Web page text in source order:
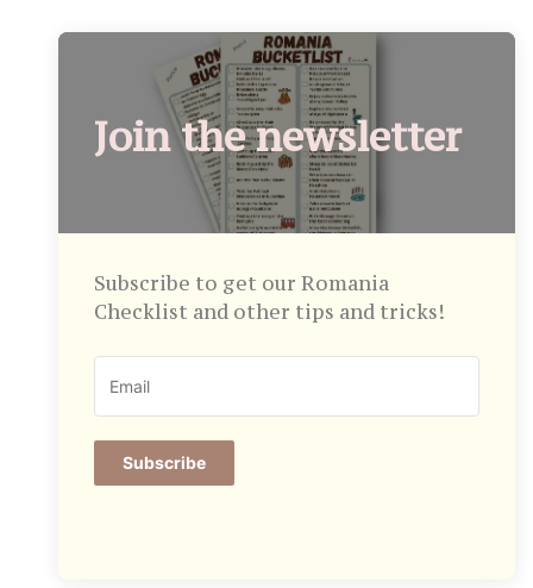
Join the newsletter
Subscribe to get our Romania
Checklist and other tips and tricks!
Subscribe